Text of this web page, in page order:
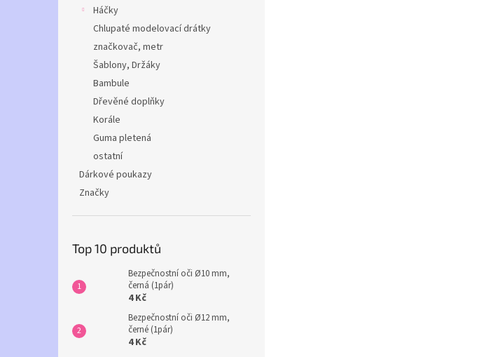
Háčky
Chlupaté modelovací drátky
značkovač, metr
Šablony, Držáky
Bambule
Dřevěné doplňky
Korále
Guma pletená
ostatní
Dárkové poukazy
Značky
Top 10 produktů
Bezpečnostní oči Ø10 mm,
černá (1pár)
4 Kč
Bezpečnostní oči Ø12 mm,
černé (1pár)
4 Kč